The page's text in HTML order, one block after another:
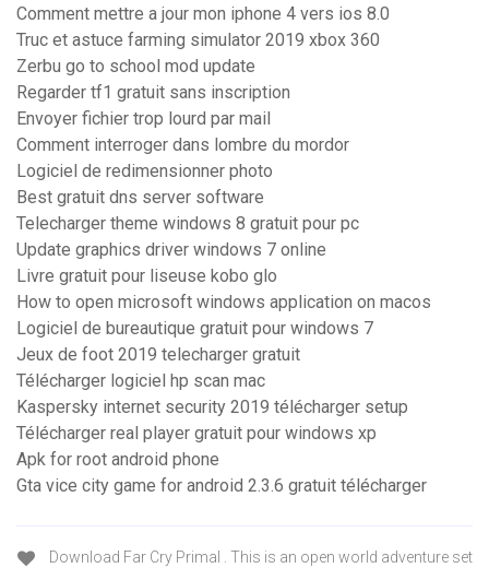
Comment mettre a jour mon iphone 4 vers ios 8.0
Truc et astuce farming simulator 2019 xbox 360
Zerbu go to school mod update
Regarder tf1 gratuit sans inscription
Envoyer fichier trop lourd par mail
Comment interroger dans lombre du mordor
Logiciel de redimensionner photo
Best gratuit dns server software
Telecharger theme windows 8 gratuit pour pc
Update graphics driver windows 7 online
Livre gratuit pour liseuse kobo glo
How to open microsoft windows application on macos
Logiciel de bureautique gratuit pour windows 7
Jeux de foot 2019 telecharger gratuit
Télécharger logiciel hp scan mac
Kaspersky internet security 2019 télécharger setup
Télécharger real player gratuit pour windows xp
Apk for root android phone
Gta vice city game for android 2.3.6 gratuit télécharger
Download Far Cry Primal . This is an open world adventure set